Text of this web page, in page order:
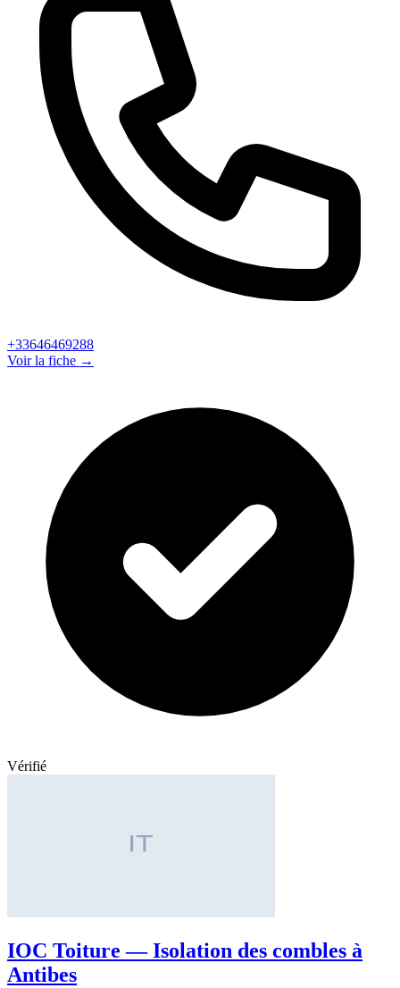
+33646469288
Voir la fiche →
Vérifié
IOC Toiture — Isolation des combles à
Antibes